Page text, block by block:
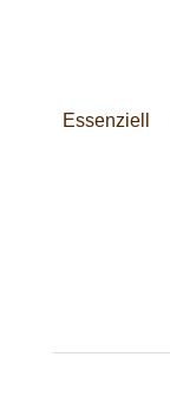
Essenziell